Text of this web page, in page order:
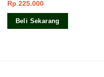
Rp 225.000
Beli Sekarang